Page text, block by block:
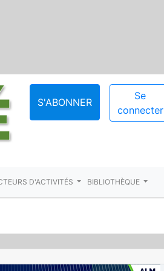
S'ABONNER
Se
connecter
D'ACTIVITÉS BIBLIOTHÈQUE